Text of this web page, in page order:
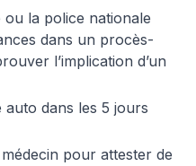
la police nationale
dans un procès-
l’implication d’un
dans les 5 jours
pour attester de